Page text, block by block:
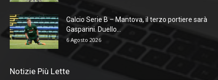
Calcio Serie B – Mantova, il terzo portiere sarà
Gasparini. Duello...
6 Agosto 2026
Notizie Più Lette